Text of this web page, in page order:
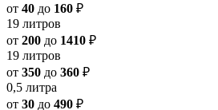
от 40 до 160 ₽
19 литров
от 200 до 1410 ₽
19 литров
от 350 до 360 ₽
0,5 литра
от 30 до 490 ₽